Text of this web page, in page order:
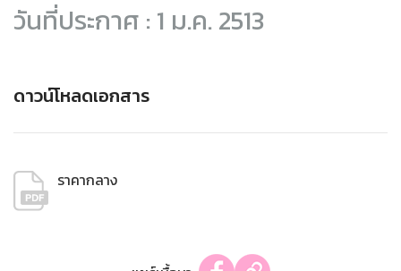
วันที่ประกาศ : 1 ม.ค. 2513
ดาวน์โหลดเอกสาร
ราคากลาง